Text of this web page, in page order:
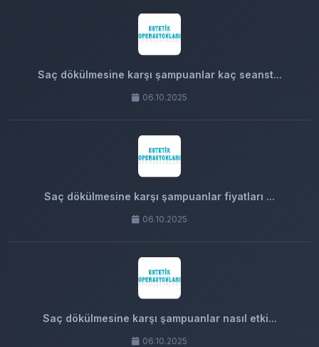
Saç dökülmesine karşı şampuanlar kaç seanst...
06.10.2025
Saç dökülmesine karşı şampuanlar fiyatları ...
06.10.2025
Saç dökülmesine karşı şampuanlar nasıl etki...
06.10.2025